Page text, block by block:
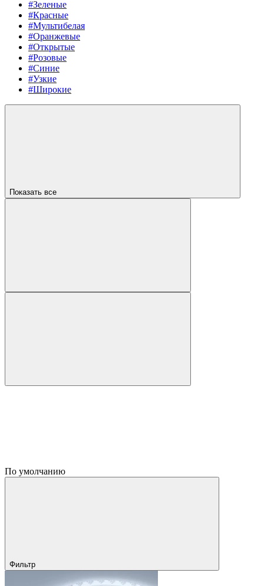
#Зеленые
#Красные
#Мультибелая
#Оранжевые
#Открытые
#Розовые
#Синие
#Узкие
#Широкие
Показать все
По умолчанию
Фильтр